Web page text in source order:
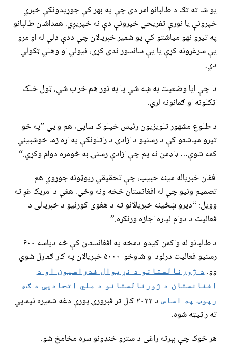
یو شا ته تګ د طالبانو امر دی چې په بهر کې جوړیدونکې خبري
خپرونې یا نورې تفریحي خپرونې دې نه خپریږي. همداشان طالبانو
په تیرو نهو میاشتو کې یو شمیر خبریالان چې ددې ډلې له اوامرو
یې سرغړونه کړې یا یې سانسور ندی کړی، نیولي او وهلي ټکولي
دي.
دا چې ایا وضعیت به ښه شي یا به نور هم خراب شي، ټول خلک
اټکلونه او ګمانونه لري.
د طلوع مشهور تلویزیون رئیس خپلواک ساپی، هم وایي ”په څو
تیرو میاشتو کې د رسنیو د ازادۍ د راتلونکې په اړه زما خوشبیني
کمه شوې… ډاډمن نه یم چې ازادې رسنۍ به څومره دوام وکړي.“
افغان خبریاله مینه حبیب، چې تحقیقي رپوټونه جوړوي هم
تصمیم ونیو چې له افغانستان څخه ونه وځي. هغې د امریکا غږ ته
وویل: “ډیرو ښځینه خبریالانو ته د هغوی کورنیو د خبریالۍ د
فعالیت د دوام لپاره اجازه ورنکړه.”
د طالبانو له واکمن کیدو دمخه په افغانستان کې څه دپاسه ۶۰۰
رسنیو فعالیت درلود او شاوخوا ۵۰۰۰ خبریالان په کار ګمارل شوي
وو.د ژورنالستانو د نړیوال فدراسیون او د
افغانستان د ژورنالستانو د ملي اتحادیې د ګډ
رپوټ په اساس
د ۲۰۲۲ کال تر فبرورۍ پورې دغه شمیره نیمایي
ته راټیټه شوه.
هر څوک چې بېرته راغی د سترو خنډونو سره مخامخ شو.